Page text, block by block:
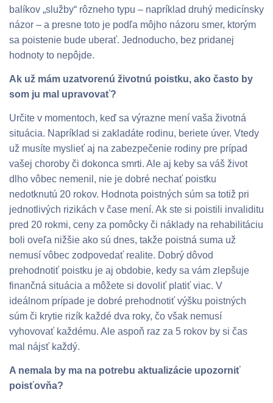
balíkov „služby“ rôzneho typu – napríklad druhý medicínsky
názor – a presne toto je podľa môjho názoru smer, ktorým
sa poistenie bude uberať. Jednoducho, bez pridanej
hodnoty to nepôjde.
Ak už mám uzatvorenú životnú poistku, ako často by
som ju mal upravovať?
Určite v momentoch, keď sa výrazne mení vaša životná
situácia. Napríklad si zakladáte rodinu, beriete úver. Vtedy
už musíte myslieť aj na zabezpečenie rodiny pre prípad
vašej choroby či dokonca smrti. Ale aj keby sa váš život
dlho vôbec nemenil, nie je dobré nechať poistku
nedotknutú 20 rokov. Hodnota poistných súm sa totiž pri
jednotlivých rizikách v čase mení. Ak ste si poistili invaliditu
pred 20 rokmi, ceny za pomôcky či náklady na rehabilitáciu
boli oveľa nižšie ako sú dnes, takže poistná suma už
nemusí vôbec zodpovedať realite. Dobrý dôvod
prehodnotiť poistku je aj obdobie, kedy sa vám zlepšuje
finančná situácia a môžete si dovoliť platiť viac. V
ideálnom prípade je dobré prehodnotiť výšku poistných
súm či krytie rizík každé dva roky, čo však nemusí
vyhovovať každému. Ale aspoň raz za 5 rokov by si čas
mal nájsť každý.
A nemala by ma na potrebu aktualizácie upozorniť
poisťovňa?